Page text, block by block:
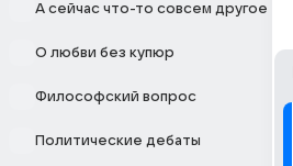
А сейчас что-то совсем другое
О любви без купюр
Философский вопрос
Политические дебаты